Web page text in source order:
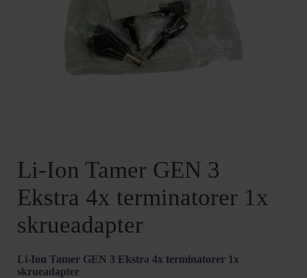
Li-Ion Tamer GEN 3
Ekstra 4x terminatorer 1x
skrueadapter
Li-Ion Tamer GEN 3 Ekstra 4x terminatorer 1x
skrueadapter